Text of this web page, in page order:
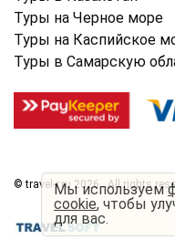
Туры на Черное море
Туры на Каспийское
Туры в Самарскую
© travel-r.ru 2026 . All rights
Условия использования
Мы используем
cookie, чтобы
для вас.